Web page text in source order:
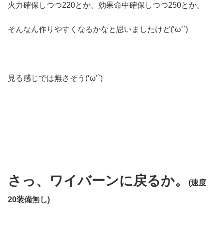
火力確保しつつ220とか、効果命中確保しつつ250とか。
そんなん作りやすくなるかなと思いましたけど(‘ω’`)
見る感じでは無さそう(‘ω’`)
さっ、ワイバーンに戻るか。 (速度
20装備無し)